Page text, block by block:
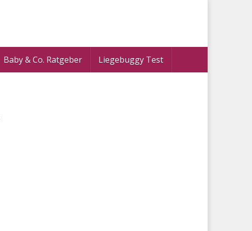
Baby & Co. Ratgeber Liegebuggy Test